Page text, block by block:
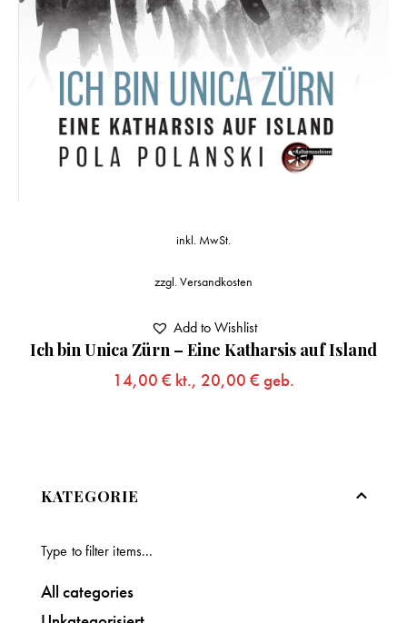
Ich bin Unica Zürn – Eine Katharsis auf Island
14,00 € kt., 20,00 € geb.
inkl. MwSt.
zzgl.Versandkosten
Add to Wishlist
KATEGORIE
All categories